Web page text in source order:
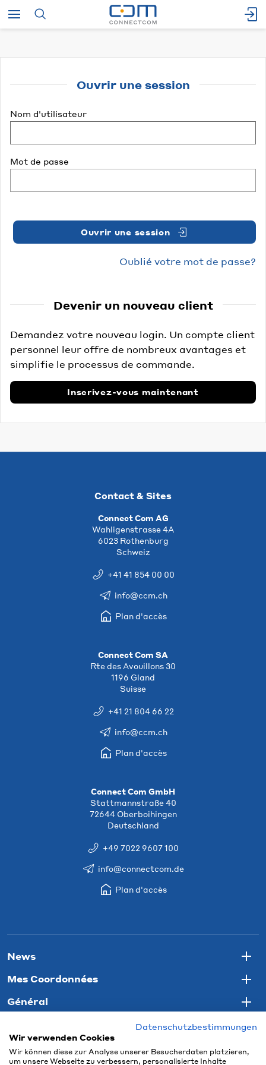
Ouvrir une session
Nom d'utilisateur
Mot de passe
Ouvrir une session
Oublié votre mot de passe?
Devenir un nouveau client
Demandez votre nouveau login. Un compte client
personnel leur offre de nombreux avantages et
simplifie le processus de commande.
Inscrivez-vous maintenant
Contact & Sites
Connect Com AG
Wahligenstrasse 4A
6023 Rothenburg
Schweiz
+41 41 854 00 00
info@ccm.ch
Plan d'accès
Connect Com SA
Rte des Avouillons 30
1196 Gland
Suisse
+41 21 804 66 22
info@ccm.ch
Plan d'accès
Connect Com GmbH
Stattmannstraße 40
72644 Oberboihingen
Deutschland
+49 7022 9607 100
info@connectcom.de
Plan d'accès
News
Mes Coordonnées
Général
Datenschutzbestimmungen
Wir verwenden Cookies
Wir können diese zur Analyse unserer Besucherdaten platzieren,
um unsere Webseite zu verbessern, personalisierte Inhalte